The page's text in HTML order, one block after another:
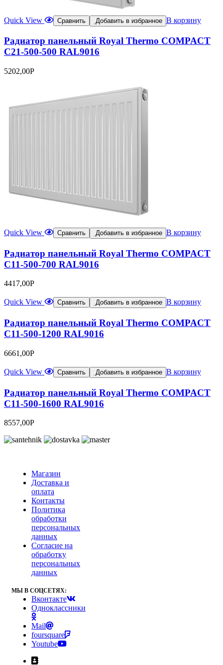
Quick View Сравнить Добавить в избранное В корзину
Радиатор панельный Royal Thermo COMPACT
C21-500-500 RAL9016
5202,00Р
Quick View Сравнить Добавить в избранное В корзину
Радиатор панельный Royal Thermo COMPACT
C11-500-700 RAL9016
4417,00Р
Quick View Сравнить Добавить в избранное В корзину
Радиатор панельный Royal Thermo COMPACT
C11-500-1200 RAL9016
6661,00Р
Quick View Сравнить Добавить в избранное В корзину
Радиатор панельный Royal Thermo COMPACT
C11-500-1600 RAL9016
8557,00Р
Магазин
Доставка и
оплата
Контакты
Политика
обработки
персональных
данных
Согласие на
обработку
персональных
данных
МЫ В СОЦСЕТЯХ:
Вконтакте
Одноклассники
Mail
foursquare
Youtube